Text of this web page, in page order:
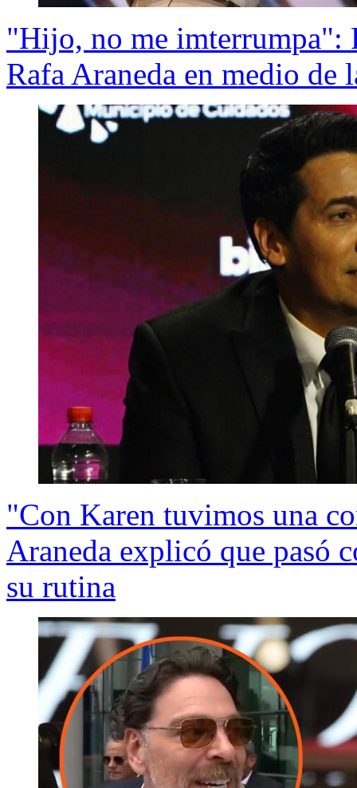
"Hijo, no me imterrumpa":
Rafa Araneda en medio de
"Con Karen tuvimos una
Araneda explicó que pasó
su rutina